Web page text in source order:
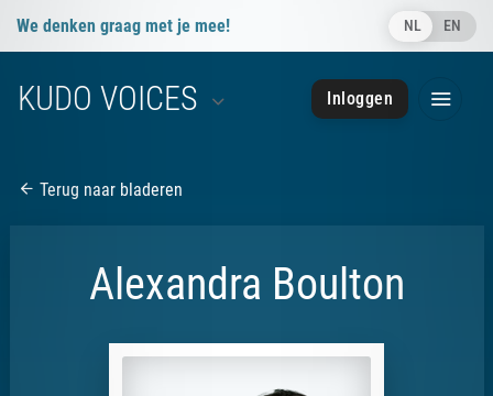
We denken graag met je mee! NL EN
info@kudovoices.nl
050 - 85 091 28
KUDO VOICES Inloggen
Terug naar bladeren
Alexandra Boulton